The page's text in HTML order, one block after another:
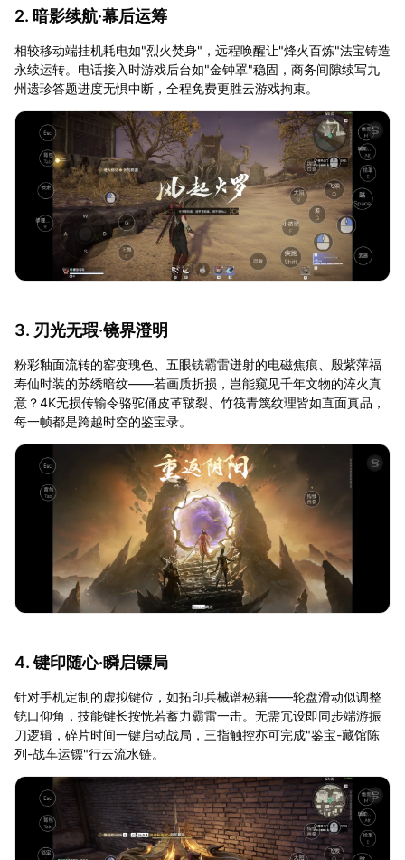
2. 暗影续航·幕后运筹
相较移动端挂机耗电如"烈火焚身"，远程唤醒让"烽火百炼"法宝铸造
永续运转。电话接入时游戏后台如"金钟罩"稳固，商务间隙续写九
州遗珍答题进度无惧中断，全程免费更胜云游戏拘束。
3. 刃光无瑕·镜界澄明
粉彩釉面流转的窑变瑰色、五眼铳霸雷迸射的电磁焦痕、殷紫萍福
寿仙时装的苏绣暗纹——若画质折损，岂能窥见千年文物的淬火真
意？4K无损传输令骆驼俑皮革皲裂、竹筏青篾纹理皆如直面真品，
每一帧都是跨越时空的鉴宝录。
4. 键印随心·瞬启镖局
针对手机定制的虚拟键位，如拓印兵械谱秘籍——轮盘滑动似调整
铳口仰角，技能键长按恍若蓄力霸雷一击。无需冗设即同步端游振
刀逻辑，碎片时间一键启动战局，三指触控亦可完成"鉴宝-藏馆陈
列-战车运镖"行云流水链。